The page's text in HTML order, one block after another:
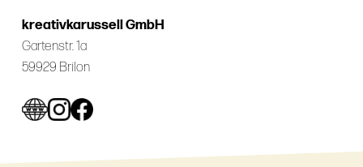
kreativkarussell GmbH
Gartenstr. 1a
59929 Brilon